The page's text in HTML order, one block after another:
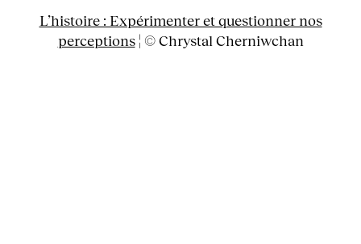
L’histoire : Expérimenter et questionner nos
perceptions¦ © Chrystal Cherniwchan